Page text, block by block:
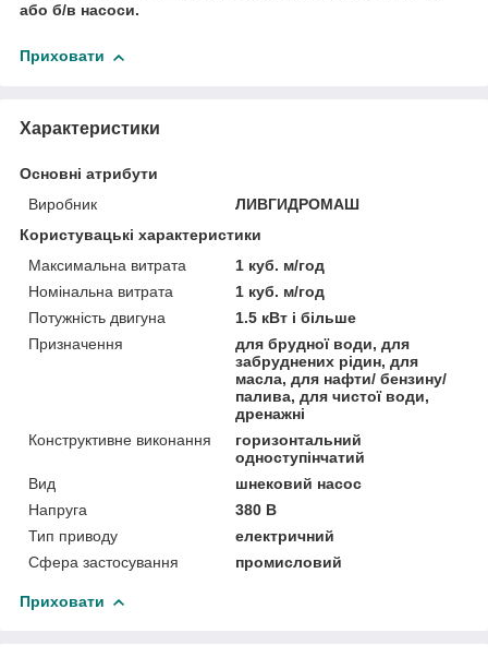
або б/в насоси.
Приховати
Характеристики
Основні атрибути
Виробник
ЛИВГИДРОМАШ
Користувацькi характеристики
Максимальна витрата
1 куб. м/год
Номінальна витрата
1 куб. м/год
Потужність двигуна
1.5 кВт і більше
Призначення
для брудної води, для
забруднених рідин, для
масла, для нафти/ бензину/
палива, для чистої води,
дренажні
Конструктивне виконання
горизонтальний
одноступінчатий
Вид
шнековий насос
Напруга
380 В
Тип приводу
електричний
Сфера застосування
промисловий
Приховати